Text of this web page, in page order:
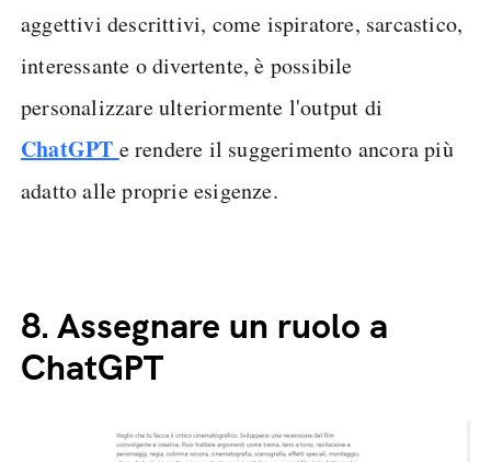
aggettivi descrittivi, come ispiratore, sarcastico,
interessante o divertente, è possibile
personalizzare ulteriormente l'output di
ChatGPT e rendere il suggerimento ancora più
adatto alle proprie esigenze.
8. Assegnare un ruolo a
ChatGPT